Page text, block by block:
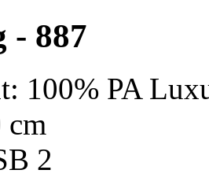
- 887
100% PA
cm
2